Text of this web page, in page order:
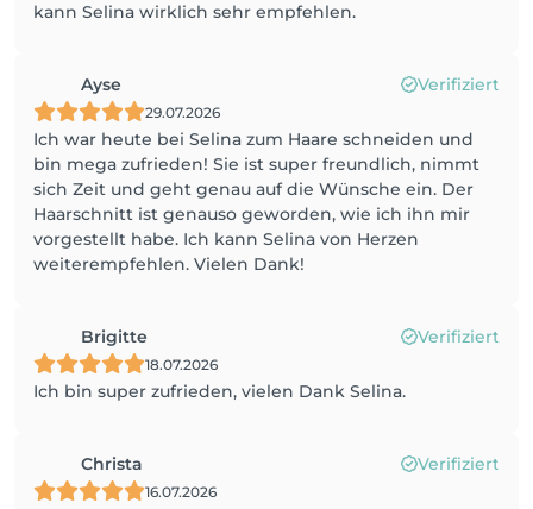
kann Selina wirklich sehr empfehlen.
Ayse Verifiziert
29.07.2026
Ich war heute bei Selina zum Haare schneiden und
bin mega zufrieden! Sie ist super freundlich, nimmt
sich Zeit und geht genau auf die Wünsche ein. Der
Haarschnitt ist genauso geworden, wie ich ihn mir
vorgestellt habe. Ich kann Selina von Herzen
weiterempfehlen. Vielen Dank!
Brigitte Verifiziert
18.07.2026
Ich bin super zufrieden, vielen Dank Selina.
Christa Verifiziert
16.07.2026